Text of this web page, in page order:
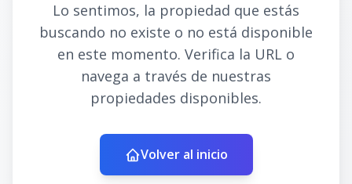
Lo sentimos, la propiedad que estás
buscando no existe o no está disponible
en este momento. Verifica la URL o
navega a través de nuestras
propiedades disponibles.
Volver al inicio